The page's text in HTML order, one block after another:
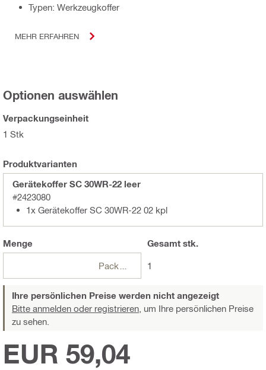
Typen: Werkzeugkoffer
MEHR ERFAHREN
Optionen auswählen
Verpackungseinheit
1 Stk
Produktvarianten
Gerätekoffer SC 30WR-22 leer
#2423080
1x Gerätekoffer SC 30WR-22 02 kpl
Menge
Packungen
Gesamtstk.
1
Ihre persönlichen Preise werden nicht angezeigt
Bitte anmelden oder registrieren, um Ihre persönlichen Preise
zu sehen.
EUR 59,04